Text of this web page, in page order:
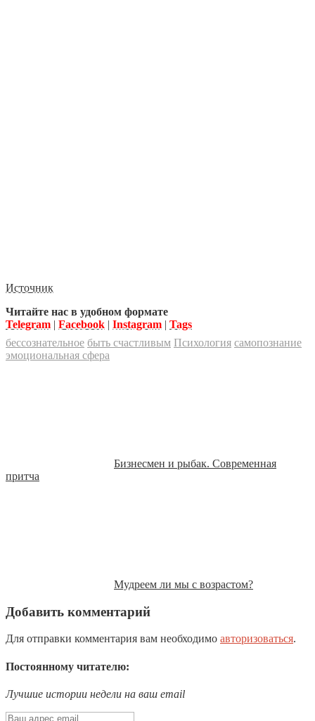
Источник
Читайте нас в удобном формате
Telegram | Facebook | Instagram | Tags
бессознательное быть счастливым Психология самопознание
эмоциональная сфера
Бизнесмен и рыбак. Современная
притча
Мудреем ли мы с возрастом?
Добавить комментарий
Для отправки комментария вам необходимо авторизоваться.
Постоянному читателю:
Лучшие истории недели на ваш email